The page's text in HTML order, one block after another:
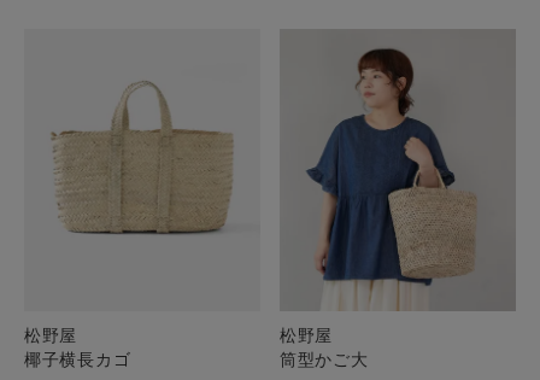
新規会員登録
CATEGORY
松野屋
椰子横長カゴ
松野屋
筒型かご大